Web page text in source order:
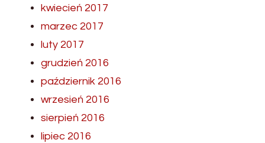
kwiecień 2017
marzec 2017
luty 2017
grudzień 2016
październik 2016
wrzesień 2016
sierpień 2016
lipiec 2016